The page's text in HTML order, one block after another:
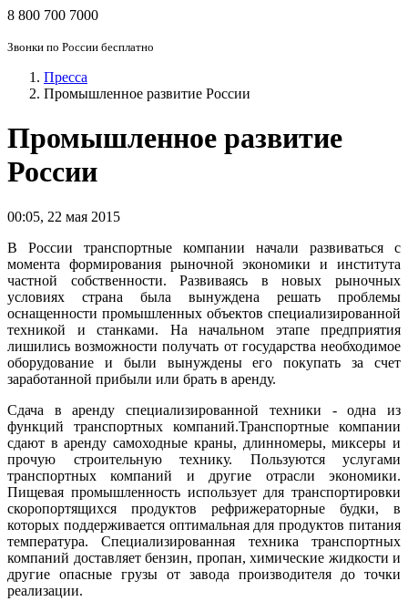
8 800 700 7000
Звонки по России бесплатно
Пресса
Промышленное развитие России
Промышленное развитие
России
00:05, 22 мая 2015
В России транспортные компании начали развиваться с
момента формирования рыночной экономики и института
частной собственности. Развиваясь в новых рыночных
условиях страна была вынуждена решать проблемы
оснащенности промышленных объектов специализированной
техникой и станками. На начальном этапе предприятия
лишились возможности получать от государства необходимое
оборудование и были вынуждены его покупать за счет
заработанной прибыли или брать в аренду.
Сдача в аренду специализированной техники - одна из
функций транспортных компаний.Транспортные компании
сдают в аренду самоходные краны, длинномеры, миксеры и
прочую строительную технику. Пользуются услугами
транспортных компаний и другие отрасли экономики.
Пищевая промышленность использует для транспортировки
скоропортящихся продуктов рефрижераторные будки, в
которых поддерживается оптимальная для продуктов питания
температура. Специализированная техника транспортных
компаний доставляет бензин, пропан, химические жидкости и
другие опасные грузы от завода производителя до точки
реализации.